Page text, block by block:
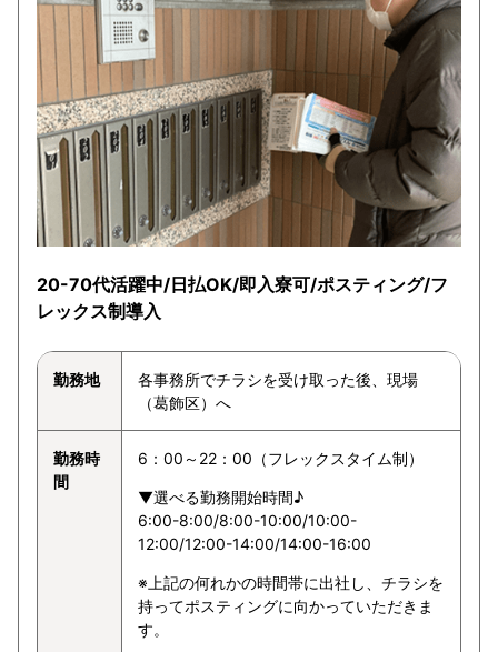
20-70代活躍中/日払OK/即入寮可/ポスティング/フ
レックス制導入
勤務地
各事務所でチラシを受け取った後、現場
（葛飾区）へ
勤務時
間
6：00～22：00（フレックスタイム制）
▼選べる勤務開始時間♪
6:00-8:00/8:00-10:00/10:00-
12:00/12:00-14:00/14:00-16:00
※上記の何れかの時間帯に出社し、チラシを
持ってポスティングに向かっていただきま
す。